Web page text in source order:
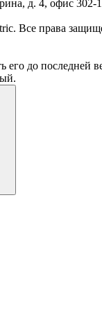
д. 4, офис 302-
Все права
его до последней